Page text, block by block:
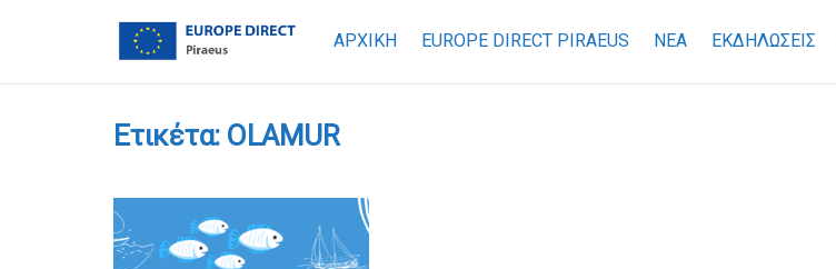
ΑΡΧΙΚΗ EUROPE DIRECT PIRAEUS ΝΕΑ ΕΚΔΗΛΩΣΕΙΣ
Ετικέτα: OLAMUR